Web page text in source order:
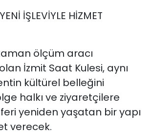
İŞLEVİYLE HİZMET
ölçüm aracı
İzmit Saat Kulesi, aynı
kültürel belleğini
halkı ve ziyaretçilere
yeniden yaşatan bir yapı
verecek.